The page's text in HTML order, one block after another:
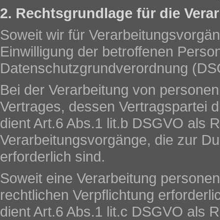
2. Rechtsgrundlage für die
Soweit wir für
Einwilligung der betroffenen
Datenschutzgrundverordnung
Bei der Verarbeitung von
Vertrages, dessen Vertragspartei
dient Art.6 Abs.1 lit.b DSGVO als
Verarbeitungsvorgänge, die zur
erforderlich sind.
Soweit eine Verarbeitung
rechtlichen Verpflichtung
dient Art.6 Abs.1 lit.c DSGVO als